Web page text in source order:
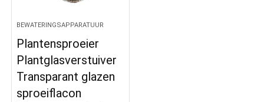
BEWATERINGSAPPARATUUR
Plantensproeier
Plantglasverstuiver
Transparant glazen
sproeiflacon